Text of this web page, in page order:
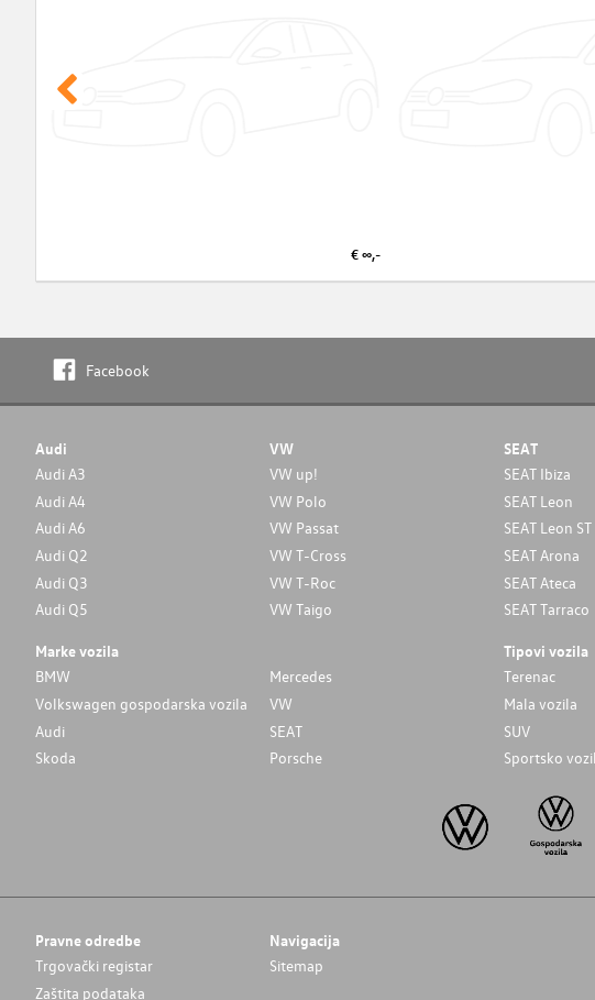
€ ∞,-
Facebook
Audi
Audi A3
Audi A4
Audi A6
Audi Q2
Audi Q3
Audi Q5
VW
VW up!
VW Polo
VW Passat
VW T-Cross
VW T-Roc
VW Taigo
SEAT
SEAT Ibiza
SEAT Leon
SEAT Leon ST
SEAT Arona
SEAT Ateca
SEAT Tarraco
Marke vozila
BMW
Mercedes
Volkswagen gospodarska vozila
VW
Audi
SEAT
Skoda
Porsche
Tipovi vozila
Terenac
Mala vozila
SUV
Sportsko
Pravne odredbe
Trgovački registar
Zaštita podataka
Navigacija
Sitemap